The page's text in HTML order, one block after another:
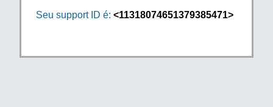
Seu support ID é: <11318074651379385471>